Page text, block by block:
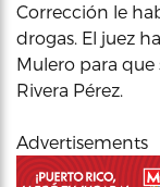
Corrección le
drogas. El juez
Mulero para que
Rivera Pérez.
Advertisements